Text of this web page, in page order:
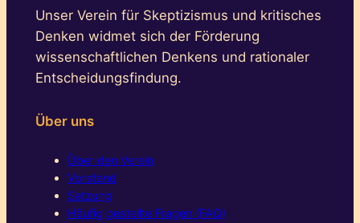
Unser Verein für Skeptizismus und kritisches
Denken widmet sich der Förderung
wissenschaftlichen Denkens und rationaler
Entscheidungsfindung.
Über uns
Über den Verein
Vorstand
Satzung
Häufig gestellte Fragen (FAQ)